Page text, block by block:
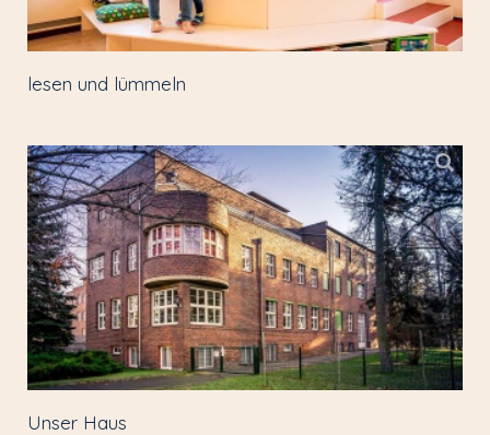
lesen und lümmeln
Unser Haus